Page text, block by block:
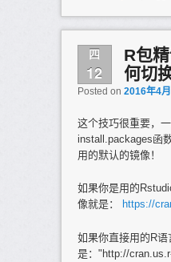
四
12
R包
何切
Posted on 2016年4
这个技巧很重要，
install.packages函
用的默认的镜像！
如果你是用的
像就是：
https://
如果你直接用的R语
是："http://